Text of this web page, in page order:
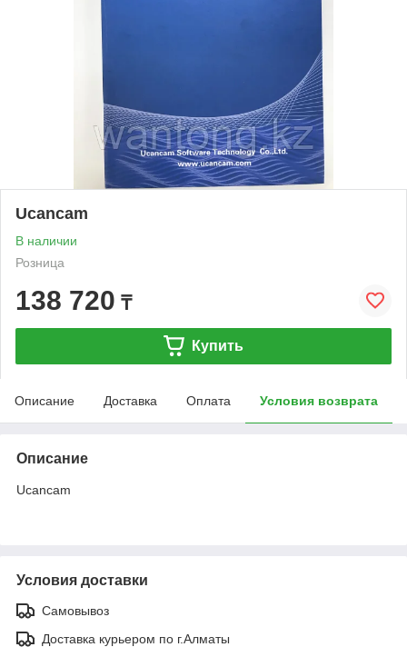
Ucancam
В наличии
Розница
138 720 ₸
Купить
Описание Доставка Оплата Условия возврата
Описание
Ucancam
Условия доставки
Самовывоз
Доставка курьером по г.Алматы